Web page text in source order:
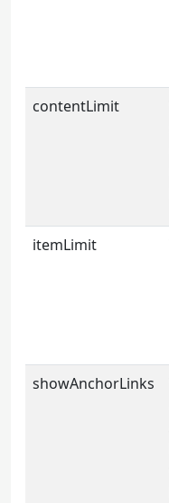
contentLimit
itemLimit
showAnchorLinks